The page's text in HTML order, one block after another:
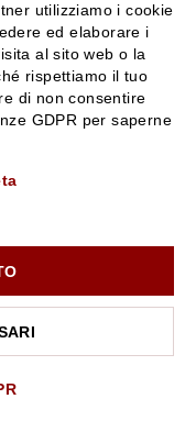
Rossi Card
noi
€ 120.000,00 i.v. - PEC
con le novità e
utilizziamo i cookie
ed elaborare i
al sito web o la
rispettiamo il tuo
di non consentire
GDPR per saperne